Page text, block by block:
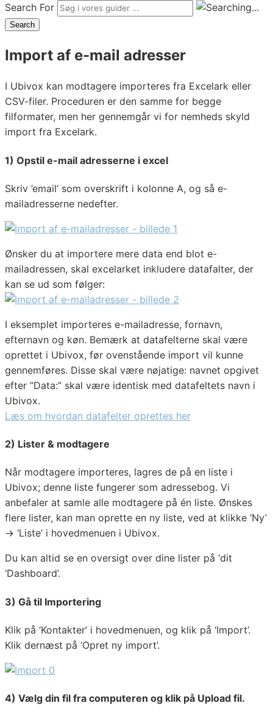
Search For
Search
Import af e-mail adresser
I Ubivox kan modtagere importeres fra Excelark eller
CSV-filer. Proceduren er den samme for begge
filformater, men her gennemgår vi for nemheds skyld
import fra Excelark.
1) Opstil e-mail adresserne i excel
Skriv ’email’ som overskrift i kolonne A, og så e-
mailadresserne nedefter.
Ønsker du at importere mere data end blot e-
mailadressen, skal excelarket inkludere datafalter, der
kan se ud som følger:
I eksemplet importeres e-mailadresse, fornavn,
efternavn og køn. Bemærk at datafelterne skal være
oprettet i Ubivox, før ovenstående import vil kunne
gennemføres. Disse skal være nøjatige: navnet opgivet
efter “Data:” skal være identisk med datafeltets navn i
Ubivox.
Læs om hvordan datafelter oprettes her
2) Lister & modtagere
Når modtagere importeres, lagres de på en liste i
Ubivox; denne liste fungerer som adressebog. Vi
anbefaler at samle alle modtagere på én liste. Ønskes
flere lister, kan man oprette en ny liste, ved at klikke ‘Ny’
→ ‘Liste’ i hovedmenuen i Ubivox.
Du kan altid se en oversigt over dine lister på ‘dit
‘Dashboard’.
3) Gå til Importering
Klik på ‘Kontakter’ i hovedmenuen, og klik på ‘Import’.
Klik dernæst på ‘Opret ny import’.
4) Vælg din fil fra computeren og klik på Upload fil.